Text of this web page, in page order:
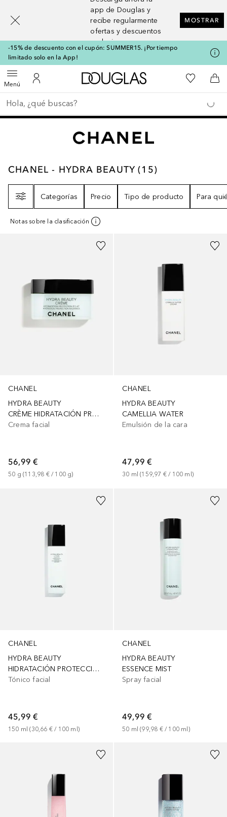
app de Douglas y
recibe regularmente
ofertas y descuentos
exclusivos
MOSTRAR
-15% de descuento con el cupón: SUMMER15. ¡Por tiempo
limitado solo en la App!
MenúAbrir menúMi cuenta
A Douglas HomeMi lista de
A
Regresar
Ejecutar búsqueda
CHANEL - HYDRA BEAUTY 15
CHANEL - HYDRA BEAUTY (15)
Categorías
Precio Tipo de producto Para
Notas sobre la clasificación
CHANEL
HYDRA BEAUTY
CRÈME HIDRATACIÓN PROTECCIÓN LUMINOSIDAD
Crema facial
56,99 €
50 g (113,98 € / 100 g)
CHANEL
HYDRA BEAUTY
CAMELLIA WATER
Emulsión de la cara
47,99 €
30 ml (159,97 € / 100 ml )
CHANEL
HYDRA BEAUTY
HIDRATACIÓN PROTECCIÓN LUMINOSIDAD
Tónico facial
45,99 €
150 ml (30,66 € / 100 ml )
CHANEL
HYDRA BEAUTY
ESSENCE MIST
Spray facial
49,99 €
50 ml (99,98 € / 100 ml )
[navigation.slideout.screenreader]